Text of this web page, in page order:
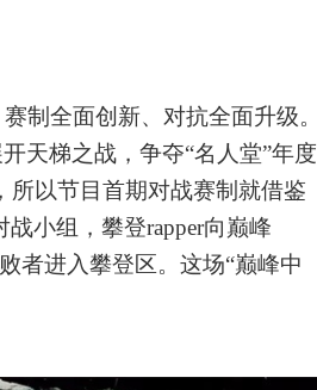
制全面创新、对抗全面升级。
天梯之战，争夺“名人堂”年度
所以节目首期对战赛制就借鉴
小组，攀登rapper向巅峰
者进入攀登区。这场“巅峰中